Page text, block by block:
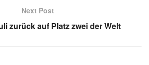
Next Post
zurück auf Platz zwei der Welt